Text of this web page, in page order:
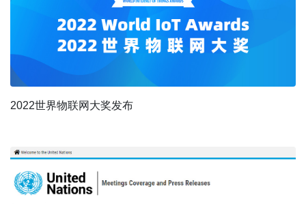
2022世界物联网大奖发布